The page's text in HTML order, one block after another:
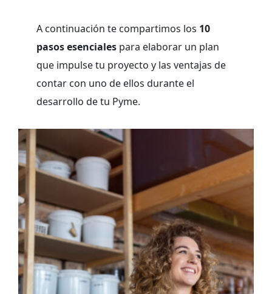
A continuación te compartimos los 10
pasos esenciales para elaborar un plan
que impulse tu proyecto y las ventajas de
contar con uno de ellos durante el
desarrollo de tu Pyme.